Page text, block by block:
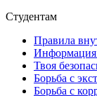
Студентам
Правила
Твоя
Борьба с
Борьба с